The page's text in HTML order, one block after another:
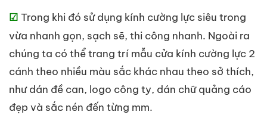
☑ Trong khi đó sử dụng kính cường lực siêu trong
vừa nhanh gọn, sạch sẽ, thi công nhanh. Ngoài ra
chúng ta có thể trang trí mẫu cửa kính cường lực 2
cánh theo nhiều màu sắc khác nhau theo sở thích,
như dán đề can, logo công ty, dán chữ quảng cáo
đẹp và sắc nén đến từng mm.